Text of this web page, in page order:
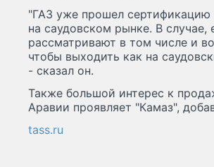
"ГАЗ уже прошел сертификацию
на саудовском рынке. В
рассматривают в том числе и
чтобы выходить как на
- сказал он.
Также большой интерес к
Аравии проявляет "Камаз",
tass.ru